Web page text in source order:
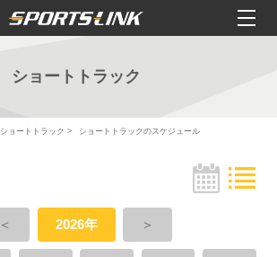
ショートトラック
ショートトラック ショートトラックのスケジュール
＜ 2026年 ＞